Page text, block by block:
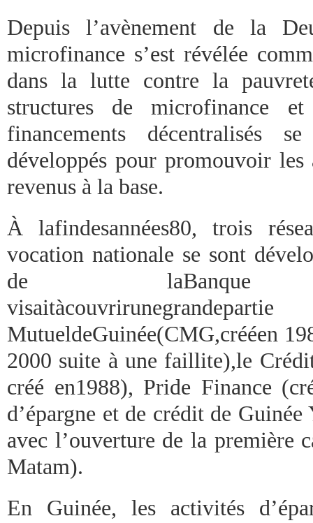
Depuis l’avènement de la
microfinance s’est révélée
dans la lutte contre la
structures de microfinance et
financements décentralisés
développés pour promouvoir les
revenus à la base.
À lafindesannées80, trois
vocation nationale se sont
de laBanque
MutueldeGuinée(CMG,crééen
2000 suite à une faillite),le
créé en1988), Pride Finance
d’épargne et de crédit de
avec l’ouverture de la première
Matam).
En Guinée, les activités